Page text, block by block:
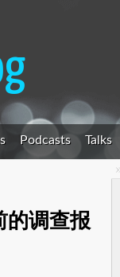
Podcasts Talks
的调查报